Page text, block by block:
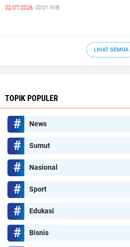
02/07/2026, 00:01 WIB
LIHAT SEMUA
TOPIK POPULER
News
Sumut
Nasional
Sport
Edukasi
Bisnis